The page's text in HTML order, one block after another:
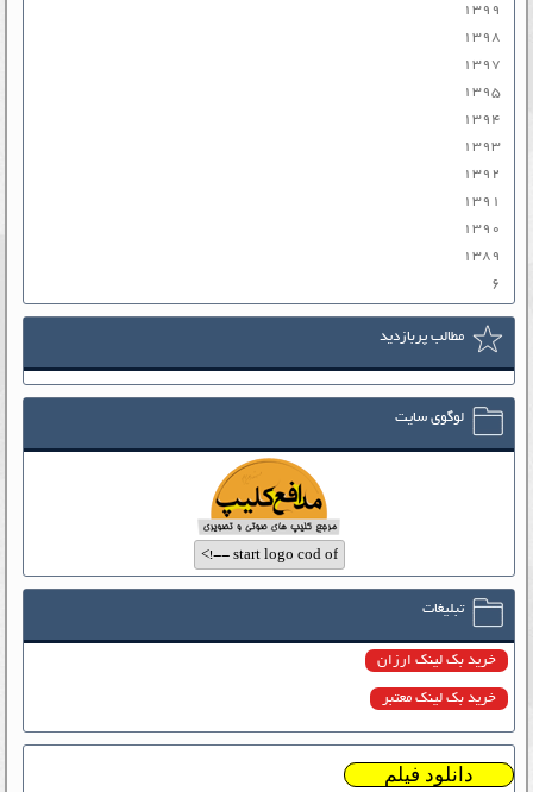
۱۳۹۹
۱۳۹۸
۱۳۹۷
۱۳۹۵
۱۳۹۴
۱۳۹۳
۱۳۹۲
۱۳۹۱
۱۳۹۰
۱۳۸۹
۶
مطالب پربازدید
لوگوی سایت
تبلیغات
خرید بک لینک ارزان
خرید بک لینک معتبر
دانلود فیلم